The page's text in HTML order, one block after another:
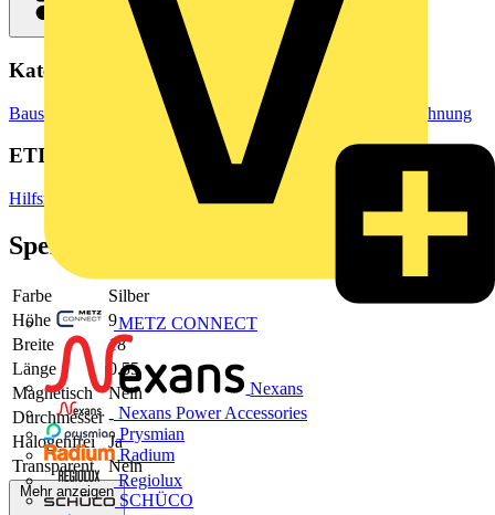
METZ CONNECT
Nexans
Nexans Power Accessories
Prysmian
Radium
Regiolux
SCHÜCO
Kategorien
Baustoffe & VerbrauchsmaterialienMarkierung & Kennzeichnung
ETIM Group
Hilfsmaterial
Spezifikationen
Farbe
Silber
Höhe
9
Breite
18
Länge
0.55
Magnetisch
Nein
Durchmesser -
Halogenfrei
Ja
Transparent
Nein
Mehr anzeigen